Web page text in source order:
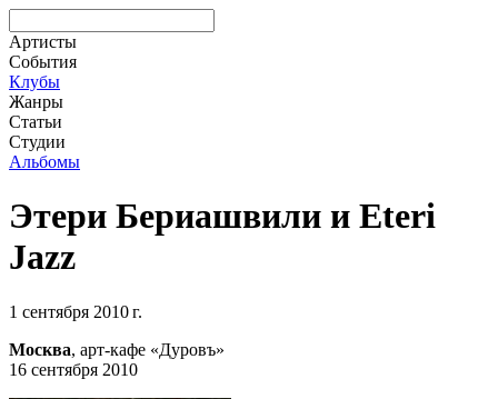
Артисты
События
Клубы
Жанры
Статьи
Студии
Альбомы
Этери Бериашвили и Eteri
Jazz
1 сентября 2010 г.
Москва, арт-кафе «Дуровъ»
16 сентября 2010